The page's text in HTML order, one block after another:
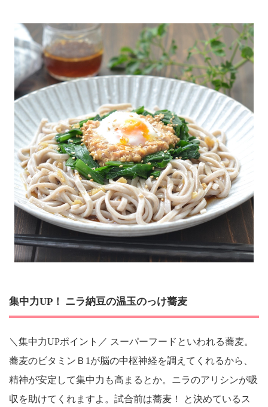
集中力UP！ ニラ納豆の温玉のっけ蕎麦
＼集中力UPポイント／ スーパーフードといわれる蕎麦。
蕎麦のビタミンＢ1が脳の中枢神経を調えてくれるから、
精神が安定して集中力も高まるとか。ニラのアリシンが吸
収を助けてくれますよ。試合前は蕎麦！ と決めているス